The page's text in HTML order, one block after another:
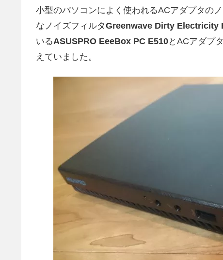
小型のパソコンによく使われるACアダプタの
なノイズフィルタGreenwave Dirty Electricity
いるASUSPRO EeeBox PC E510とACアダプ
えていました。